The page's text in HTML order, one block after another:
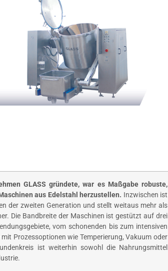
GLASS gründete, war es Maßgabe robuste,
aus Edelstahl herzustellen. Inzwischen ist
der zweiten Generation und stellt weitaus mehr als
Die Bandbreite der Maschinen ist gestützt auf drei
vom schonenden bis zum intensiven
Prozessoptionen wie Temperierung, Vakuum oder
ist weiterhin sowohl die Nahrungsmittel